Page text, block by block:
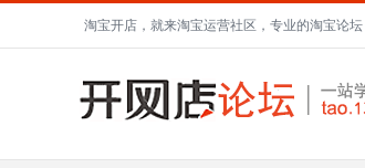
淘宝开店，就来淘宝运营社区，专业的淘宝论坛